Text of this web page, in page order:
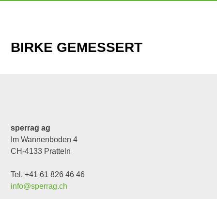
BIRKE GEMESSERT
sperrag ag
Im Wannenboden 4
CH-4133 Pratteln
Tel. +41 61 826 46 46
info@sperrag.ch